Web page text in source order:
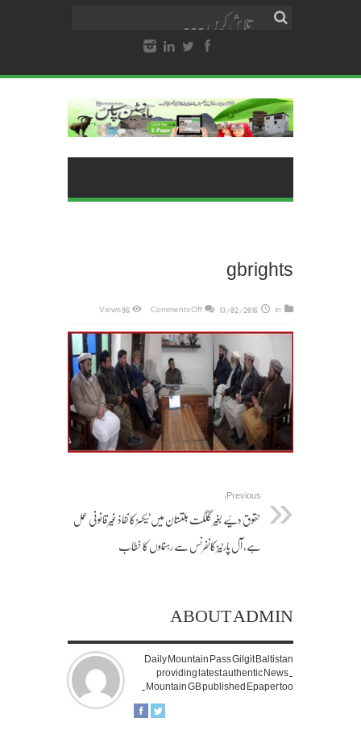
gbrights
in
13/02/2016
Comments Off
on
gbrights
96 Views
Previous:
حقوق دئیے بغیر گلگت بلتستان میں ٹیکسز کا نفاذ غیر قانونی عمل
ہے، آل پارٹیز کانفرنس سے رہنماوں کا خطاب
ABOUT ADMIN
Daily Mountain Pass Gilgit Baltistan
providing latest authentic News.
Mountain GB published Epaper too.